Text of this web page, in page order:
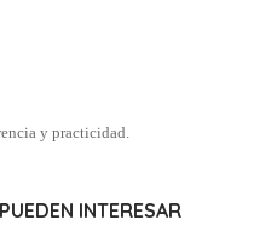
y practicidad.
INTERESAR